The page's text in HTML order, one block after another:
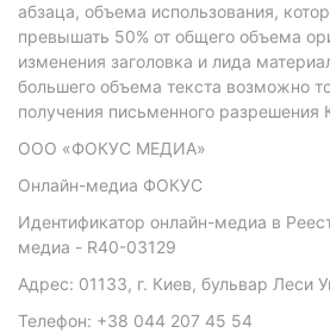
абзаца, объема использования,
превышать 50% от общего объема
изменения заголовка и лида
большего объема текста возможно
получения письменного разрешения
ООО «ФОКУС МЕДИА»
Онлайн-медиа ФОКУС
Идентификатор онлайн-медиа в
медиа - R40-03129
Адрес: 01133, г. Киев, бульвар Леси
Телефон: +38 044 207 45 54